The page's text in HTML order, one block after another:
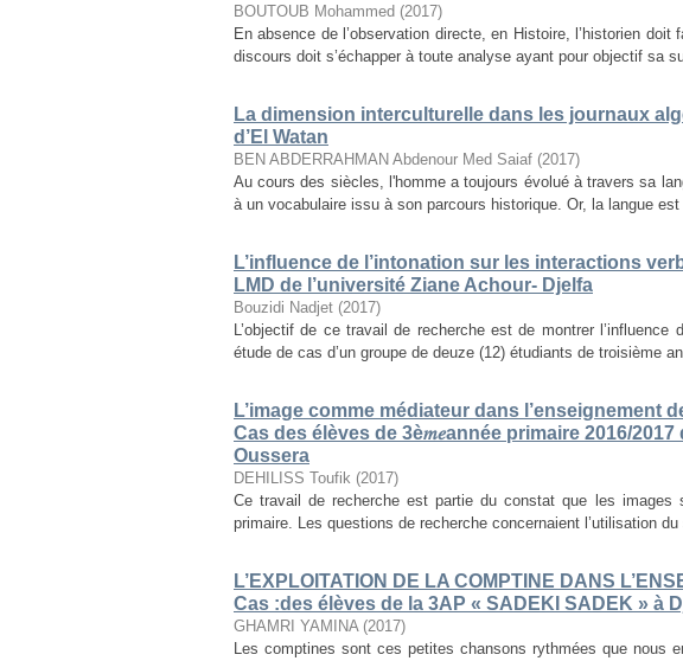
BOUTOUB Mohammed (2017)
En absence de l’observation directe, en Histoire, l’historien
discours doit s’échapper à toute analyse ayant pour objectif sa
La dimension interculturelle dans les journaux
d’El Watan
BEN ABDERRAHMAN Abdenour Med Saiaf (2017)
Au cours des siècles, l'homme a toujours évolué à travers sa
à un vocabulaire issu à son parcours historique. Or, la langue
L’influence de l’intonation sur les interactions
LMD de l’université Ziane Achour- Djelfa
Bouzidi Nadjet (2017)
L’objectif de ce travail de recherche est de montrer
étude de cas d’un groupe de deuze (12) étudiants de troisième
L’image comme médiateur dans l’enseignement
Cas des élèves de 3è𝑚𝑒année primaire 2016/
Oussera
DEHILISS Toufik (2017)
Ce travail de recherche est partie du constat que les
primaire. Les questions de recherche concernaient l’utilisation
L’EXPLOITATION DE LA COMPTINE DANS
Cas :des élèves de la 3AP « SADEKI SADEK » à
GHAMRI YAMINA (2017)
Les comptines sont ces petites chansons rythmées que nous